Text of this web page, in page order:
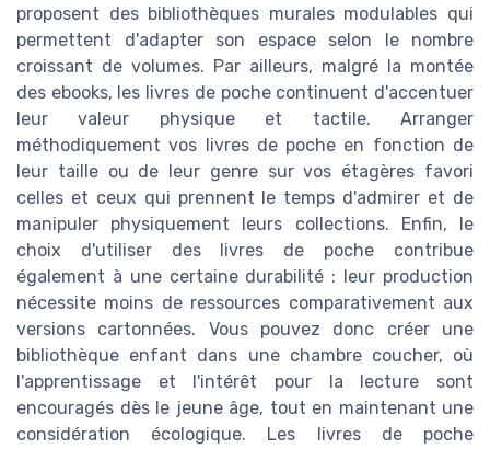
proposent des bibliothèques murales modulables qui
permettent d'adapter son espace selon le nombre
croissant de volumes. Par ailleurs, malgré la montée
des ebooks, les livres de poche continuent d'accentuer
leur valeur physique et tactile. Arranger
méthodiquement vos livres de poche en fonction de
leur taille ou de leur genre sur vos étagères favori
celles et ceux qui prennent le temps d'admirer et de
manipuler physiquement leurs collections. Enfin, le
choix d'utiliser des livres de poche contribue
également à une certaine durabilité : leur production
nécessite moins de ressources comparativement aux
versions cartonnées. Vous pouvez donc créer une
bibliothèque enfant dans une chambre coucher, où
l'apprentissage et l'intérêt pour la lecture sont
encouragés dès le jeune âge, tout en maintenant une
considération écologique. Les livres de poche